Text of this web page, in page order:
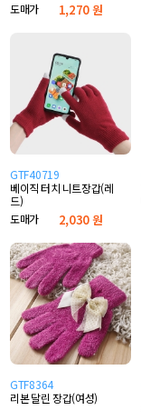
도매가
1,270 원
GTF40719
베이직 터치 니트장갑(레
드)
도매가
2,030 원
GTF8364
리본 달린 장갑(여성)